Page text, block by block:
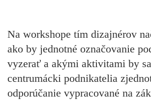
Na workshope tím dizajnérov
ako by jednotné označovanie
vyzerať a akými aktivitami by
centrumácki podnikatelia
odporúčanie vypracované na